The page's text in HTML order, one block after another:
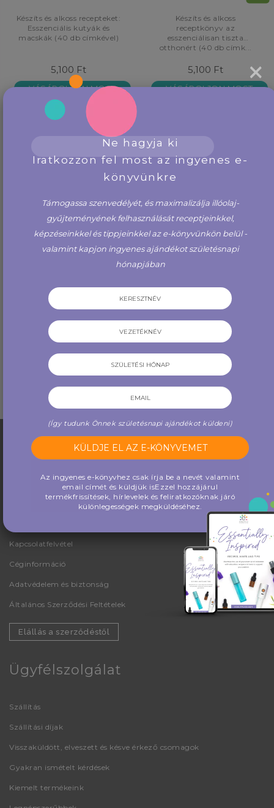
×
Ne hagyja ki
Iratkozzon fel most az ingyenes e-
könyvünkre
Támogassa szenvedélyét, és maximalizálja illóolaj-
gyűjteményének felhasználását receptjeinkkel,
képzéseinkkel és tippjeinkkel az e-könyvünkön belül -
valamint kapjon ingyenes ajándékot születésnapi
hónapjában
(Így tudunk Önnek születésnapi ajándékot küldeni)
Az ingyenes e-könyvhez csak írja be a nevét valamint
email címét és küldjük isEzzel hozzájárul
termékfrissítések, hírlevelek és feliratkozóknak járó
különlegességek megküldéséhez.
Készíts és alkoss recepteket:
Esszenciális kutyák és
macskák (40 db címkével)
5,100 Ft
VÁSÁROLJON MOST
Készíts és alkoss
receptkönyv az
esszenciálisan tiszta
otthonért (40 db címk...
5,100 Ft
VÁSÁROLJON MOST
Esszenciális lovak (40 db
The Basics & A-Z Guide 3rd
Edition 10 db/csomag (...
Kapcsolatfelvétel
Céginformáció
Adatvédelem és biztonság
Általános Szerződési Feltételek
Elállás a szerződéstől
Ügyfélszolgálat
Szállítás
Szállítási díjak
Visszaküldött, elveszett és késve érkező csomagok
Gyakran ismételt kérdések
Kiemelt termékeink